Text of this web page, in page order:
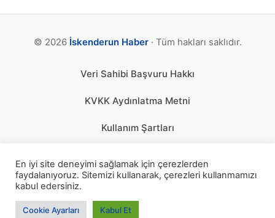
© 2026 İskenderun Haber· Tüm hakları saklıdır.
Veri Sahibi Başvuru Hakkı
KVKK Aydınlatma Metni
Kullanım Şartları
Çerez Politikası
KÜNYE
En iyi site deneyimi sağlamak için çerezlerden
faydalanıyoruz. Sitemizi kullanarak, çerezleri kullanmamızı
kabul edersiniz.
Cookie Ayarları Kabul Et